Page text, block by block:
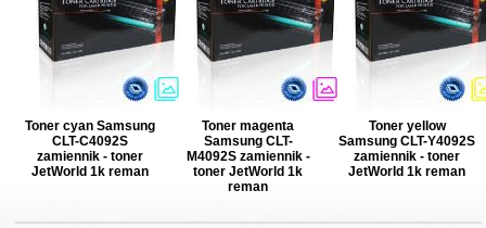
Toner cyan Samsung
CLT-C4092S
zamiennik - toner
JetWorld 1k reman
Toner magenta
Samsung CLT-
M4092S zamiennik -
toner JetWorld 1k
reman
Toner yellow
Samsung CLT-Y4092S
zamiennik - toner
JetWorld 1k reman